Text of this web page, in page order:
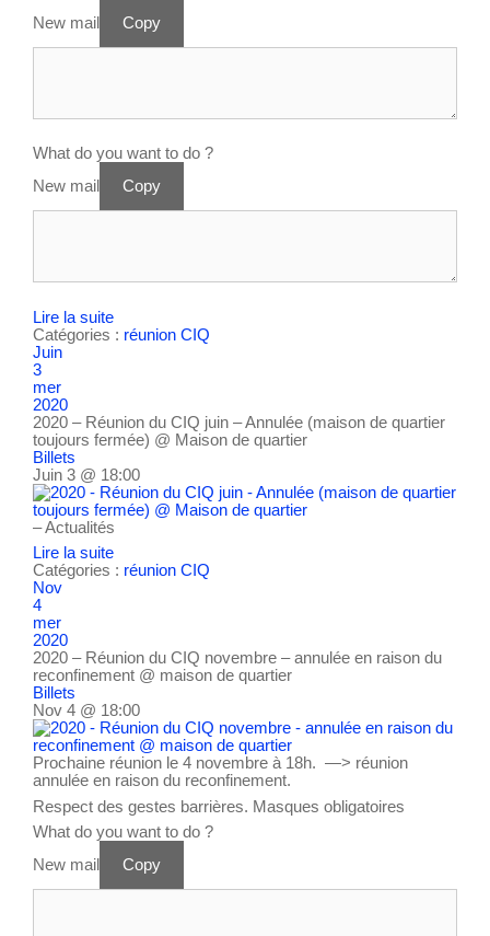
New mail
Copy
What do you want to do ?
New mail
Copy
Lire la suite
Catégories : réunion CIQ
Juin
3
mer
2020
2020 – Réunion du CIQ juin – Annulée (maison de quartier
toujours fermée) @ Maison de quartier
Billets
Juin 3 @ 18:00
– Actualités
Lire la suite
Catégories : réunion CIQ
Nov
4
mer
2020
2020 – Réunion du CIQ novembre – annulée en raison du
reconfinement @ maison de quartier
Billets
Nov 4 @ 18:00
Prochaine réunion le 4 novembre à 18h. —> réunion
annulée en raison du reconfinement.
Respect des gestes barrières. Masques obligatoires
What do you want to do ?
New mail
Copy